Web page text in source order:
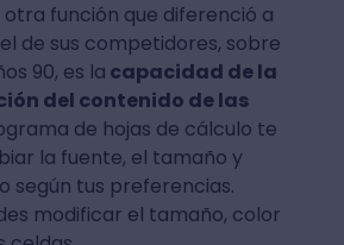
otra función que diferenció a
de sus competidores, sobre
90, es la capacidad de la
del contenido de las
de hojas de cálculo te
la fuente, el tamaño y
según tus preferencias.
modificar el tamaño, color